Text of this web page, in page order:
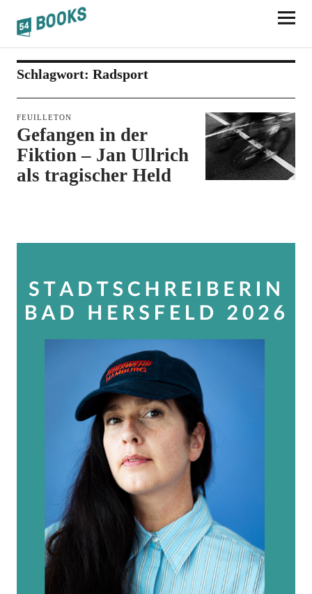
54BOOKS
Schlagwort: Radsport
FEUILLETON
Gefangen in der
Fiktion – Jan Ullrich
als tragischer Held